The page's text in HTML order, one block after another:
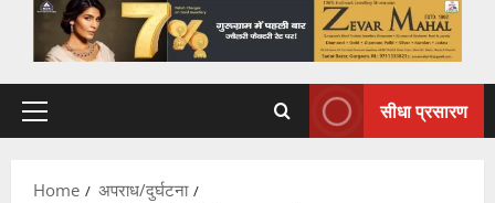
Primary
सीधा प्रसारण
Home
अपराध/दुर्घटना